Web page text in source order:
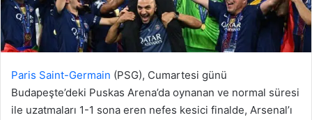
Paris Saint-Germain (PSG), Cumartesi günü
Budapeşte’deki Puskas Arena’da oynanan ve normal süresi
ile uzatmaları 1-1 sona eren nefes kesici finalde, Arsenal’ı